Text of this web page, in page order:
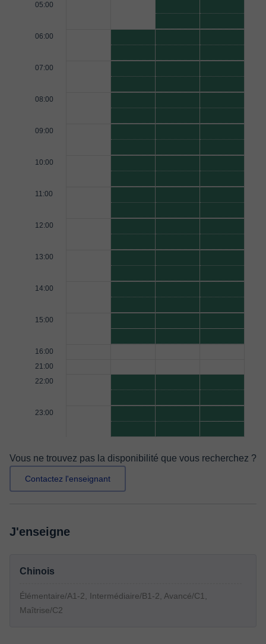
05:00
06:00
07:00
08:00
09:00
10:00
11:00
12:00
13:00
14:00
15:00
16:00
21:00
22:00
23:00
Vous ne trouvez pas la disponibilité que vous recherchez ?
Contactez l'enseignant
J'enseigne
Chinois
Élémentaire/A1-2, Intermédiaire/B1-2, Avancé/C1,
Maîtrise/C2